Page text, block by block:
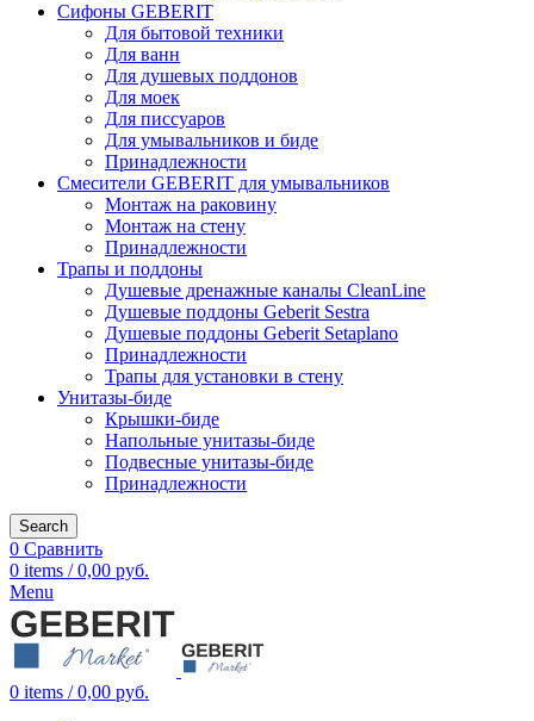
Сифоны GEBERIT
Для бытовой техники
Для ванн
Для душевых поддонов
Для моек
Для писсуаров
Для умывальников и биде
Принадлежности
Смесители GEBERIT для умывальников
Монтаж на раковину
Монтаж на стену
Принадлежности
Трапы и поддоны
Душевые дренажные каналы CleanLine
Душевые поддоны Geberit Sestra
Душевые поддоны Geberit Setaplano
Принадлежности
Трапы для установки в стену
Унитазы-биде
Крышки-биде
Напольные унитазы-биде
Подвесные унитазы-биде
Принадлежности
Search
0 Сравнить
0 items / 0,00 руб.
Menu
0 items / 0,00 руб.